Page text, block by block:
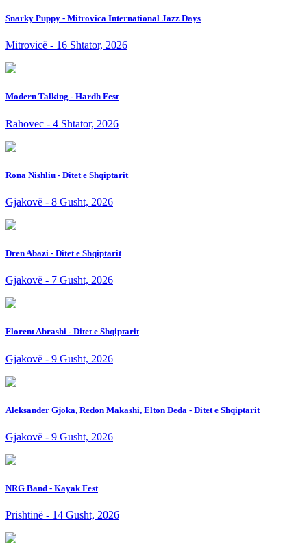
Snarky Puppy - Mitrovica International Jazz Days
Mitrovicë - 16 Shtator, 2026
Modern Talking - Hardh Fest
Rahovec - 4 Shtator, 2026
Rona Nishliu - Ditet e Shqiptarit
Gjakovë - 8 Gusht, 2026
Dren Abazi - Ditet e Shqiptarit
Gjakovë - 7 Gusht, 2026
Florent Abrashi - Ditet e Shqiptarit
Gjakovë - 9 Gusht, 2026
Aleksander Gjoka, Redon Makashi, Elton Deda - Ditet e Shqiptarit
Gjakovë - 9 Gusht, 2026
NRG Band - Kayak Fest
Prishtinë - 14 Gusht, 2026